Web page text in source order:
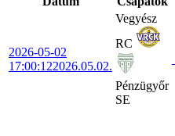
2026-05-02
17:00:122026.05.02.
Vegyész
RC
Pénzügyőr
SE